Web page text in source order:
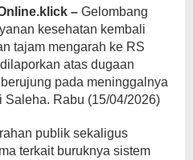
– Gelombang
kesehatan kembali
tajam mengarah ke RS
atas dugaan
pada meninggalnya
Rabu (15/04/2026)
publik sekaligus
terkait buruknya sistem